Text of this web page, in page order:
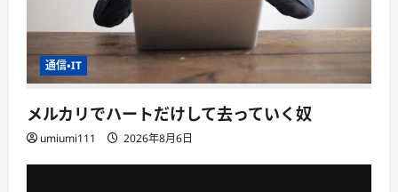
通信・IT
メルカリでハートだけして去っていく奴
umiumi111 2026年8月6日